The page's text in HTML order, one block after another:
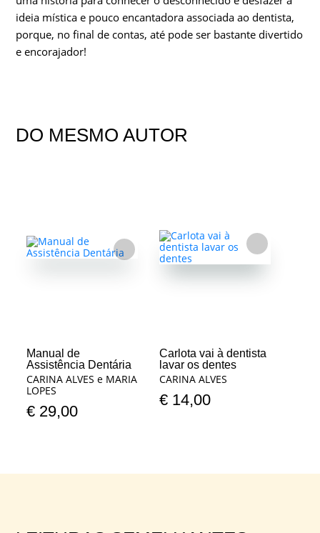
ideia mística e pouco encantadora associada ao dentista,
porque, no final de contas, até pode ser bastante divertido
e encorajador!
DO MESMO AUTOR
FAVORITO
Manual de
Assistência Dentária
CARINA ALVES e MARIA
LOPES
€ 29,00
FAVORITO
Carlota vai à dentista
lavar os dentes
CARINA ALVES
€ 14,00